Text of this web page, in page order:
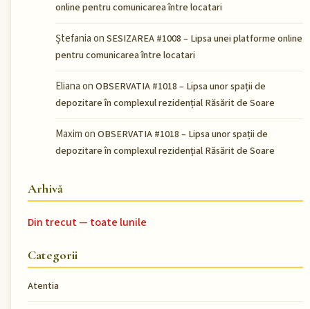
online pentru comunicarea între locatari
Ștefaniaon SESIZAREA #1008 – Lipsa unei platforme online
pentru comunicarea între locatari
Elianaon OBSERVATIA #1018 – Lipsa unor spații de
depozitare în complexul rezidențial Răsărit de Soare
Maximon OBSERVATIA #1018 – Lipsa unor spații de
depozitare în complexul rezidențial Răsărit de Soare
Arhivă
Din trecut — toate lunile
Categorii
Atentia